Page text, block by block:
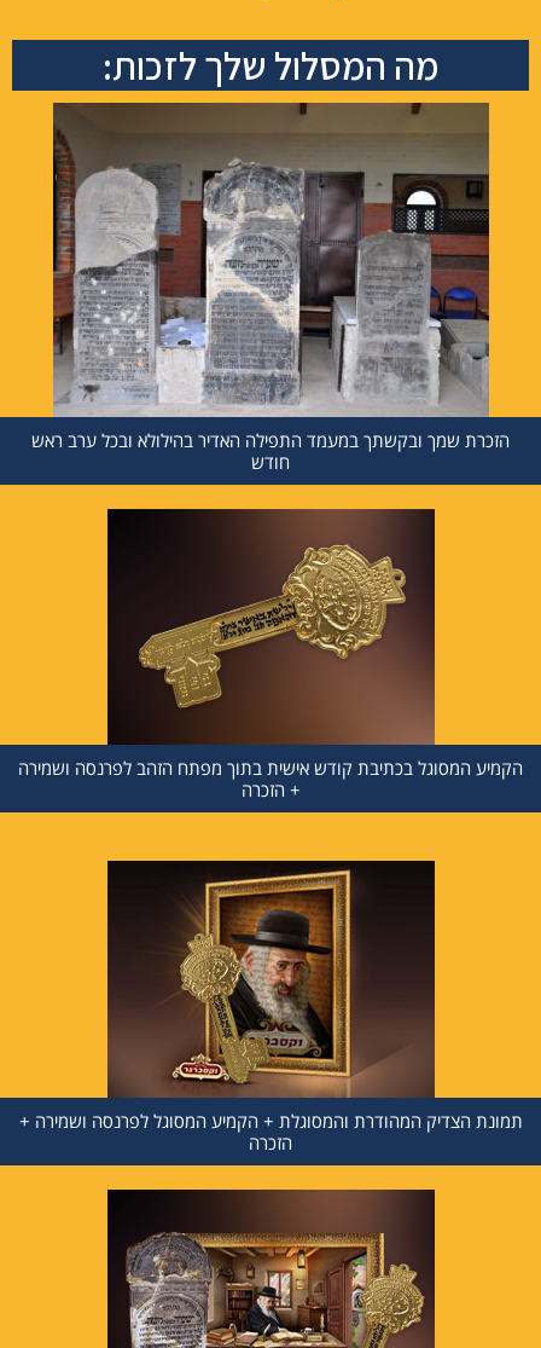
מה המסלול שלך לזכות:
הזכרת שמך ובקשתך במעמד התפילה האדיר בהילולא ובכל ערב ראש
חודש
הקמיע המסוגל בכתיבת קודש אישית בתוך מפתח הזהב לפרנסה ושמירה
+ הזכרה
תמונת הצדיק המהודרת והמסוגלת + הקמיע המסוגל לפרנסה ושמירה +
הזכרה